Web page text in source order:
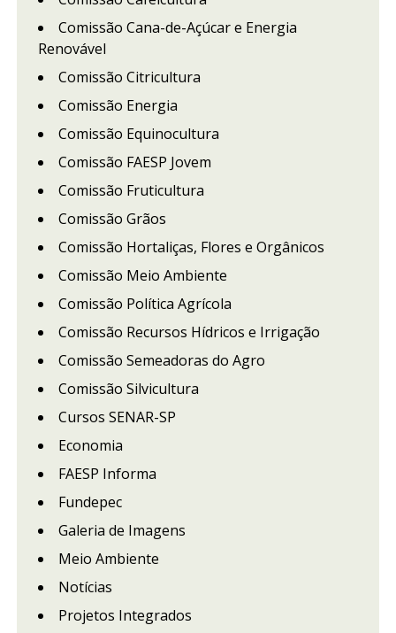
Comissão Cana-de-Açúcar e Energia
Renovável
Comissão Citricultura
Comissão Energia
Comissão Equinocultura
Comissão FAESP Jovem
Comissão Fruticultura
Comissão Grãos
Comissão Hortaliças, Flores e Orgânicos
Comissão Meio Ambiente
Comissão Política Agrícola
Comissão Recursos Hídricos e Irrigação
Comissão Semeadoras do Agro
Comissão Silvicultura
Cursos SENAR-SP
Economia
FAESP Informa
Fundepec
Galeria de Imagens
Meio Ambiente
Notícias
Projetos Integrados